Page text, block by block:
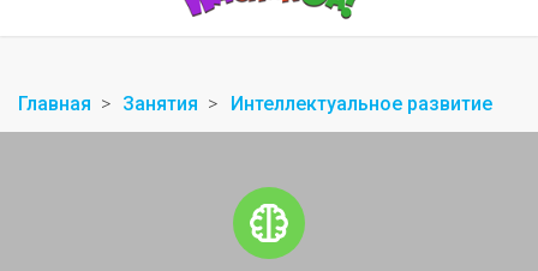
Главная Занятия Интеллектуальное развитие